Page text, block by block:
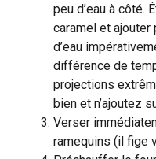
peu d’eau à côté.
caramel et
d’eau
différence de
projections
bien et n’ajoutez
Verser
ramequins (il fige